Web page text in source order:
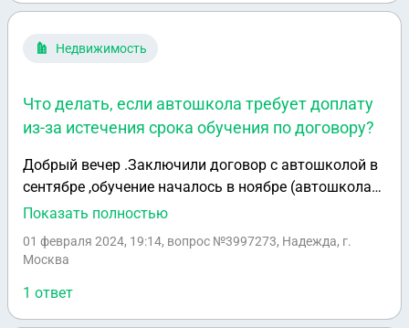
Недвижимость
Что делать, если автошкола требует доплату
из-за истечения срока обучения по договору?
Добрый вечер .Заключили договор с автошколой в
сентябре ,обучение началось в ноябре (автошкола
не могла набрать группу )в этом промежутке от
обучения .Оказалось ,что в договоре прописано
мес ,нужна доплата !О чем не было сказано ни
слова !!Все занятия и интервалы между по теории и
Показать полностью
01 февраля 2024, 19:14, вопрос №3997273, Надежда, г.
Москва
1 ответ